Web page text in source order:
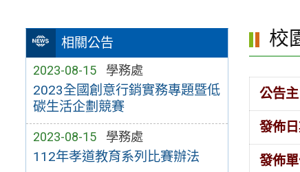
相關公告
2023-08-15 學務處
2023全國創意行銷實務專題暨低
碳生活企劃競賽
2023-08-15 學務處
112年孝道教育系列比賽辦法
校
公告
發佈
發佈